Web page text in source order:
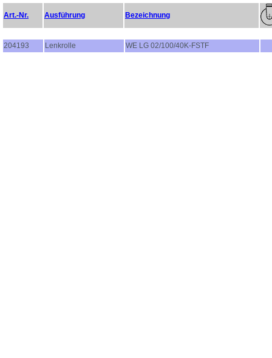
Art.-Nr. Ausführung Bezeichnung
204193 Lenkrolle WE LG 02/100/40K-FSTF